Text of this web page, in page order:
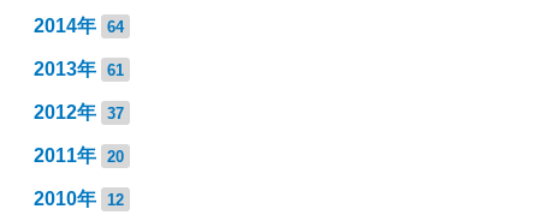
2014年 64
2013年 61
2012年 37
2011年 20
2010年 12